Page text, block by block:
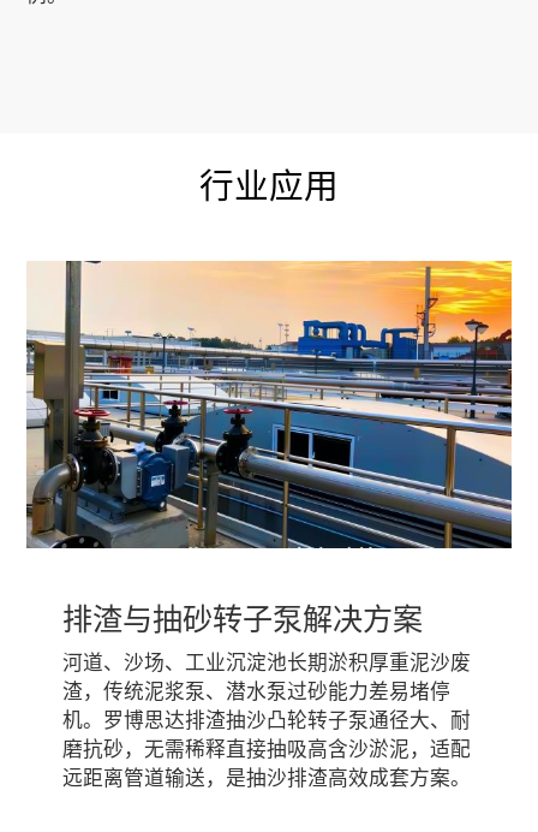
行业应用
排渣与抽砂转子泵解决方案
河道、沙场、工业沉淀池长期淤积厚重泥沙废
渣，传统泥浆泵、潜水泵过砂能力差易堵停
机。罗博思达排渣抽沙凸轮转子泵通径大、耐
磨抗砂，无需稀释直接抽吸高含沙淤泥，适配
远距离管道输送，是抽沙排渣高效成套方案。